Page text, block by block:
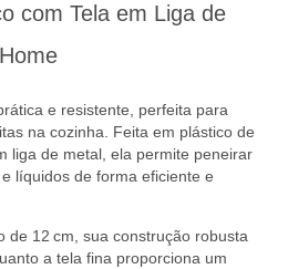
com Tela em Liga de
e resistente, perfeita para
na cozinha. Feita em plástico de
liga de metal, ela permite peneirar
líquidos de forma eficiente e
de 12 cm, sua construção robusta
a tela fina proporciona um